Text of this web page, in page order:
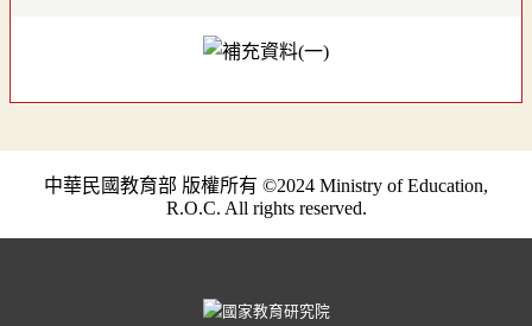
中華民國教育部 版權所有 ©2024 Ministry of Education,
R.O.C. All rights reserved.